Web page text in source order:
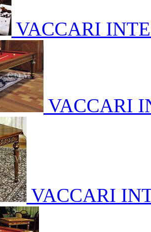
VACCARI
VACCARI
VACCARI